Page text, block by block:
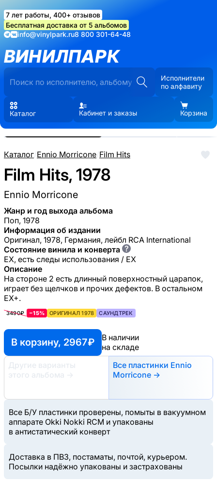
7 лет работы, 400+ отзывов
Бесплатная доставка от 5 альбомов
info@vinylpark.ru8 800 301-64-48
ВИНИЛПАРК
Исполнители
по алфавиту
Каталог Кабинет и заказы Корзина
Каталог/Ennio Morricone/Film Hits
Film Hits, 1978
Ennio Morricone
Жанр и год выхода альбома
Поп, 1978
Информация об издании
Оригинал, 1978, Германия, лейбл RCA International
Состояние винила и конверта ?
EX, есть следы использования / EX
Описание
На стороне 2 есть длинный поверхностный царапок,
играет без щелчков и прочих дефектов. В остальном
ЕХ+.
3490₽ −15% ОРИГИНАЛ 1978 САУНДТРЕК
В корзину, 2967 ₽
В наличии
на складе
Другие варианты
этого альбома
→
Все пластинки Ennio
Morricone →
Все Б/У пластинки проверены, помыты в вакуумном
аппарате Okki Nokki RCM и упакованы
в антистатический конверт
Доставка в ПВЗ, постаматы, почтой, курьером.
Посылки надёжно упакованы и застрахованы
Реальные фото пластинки.
Нажмите, чтобы увеличить